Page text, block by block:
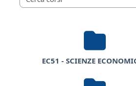
EC51 - SCIENZE